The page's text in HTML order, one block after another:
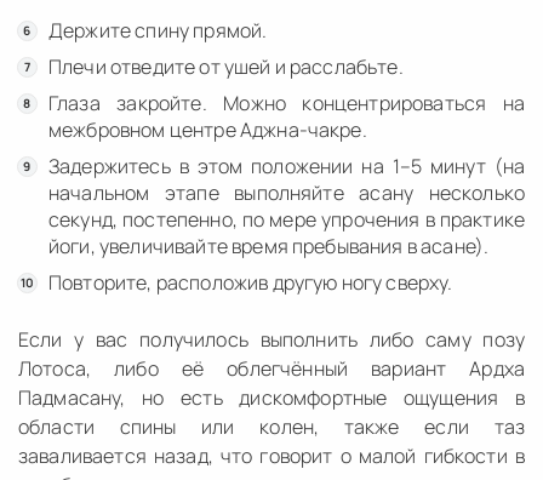
Держите спину прямой.
Плечи отведите от ушей и расслабьте.
Глаза закройте. Можно концентрироваться на
межбровном центре Аджна-чакре.
Задержитесь в этом положении на 1–5 минут (на
начальном этапе выполняйте асану несколько
секунд, постепенно, по мере упрочения в практике
йоги, увеличивайте время пребывания в асане).
Повторите, расположив другую ногу сверху.
Если у вас получилось выполнить либо саму позу
Лотоса, либо её облегчённый вариант Ардха
Падмасану, но есть дискомфортные ощущения в
области спины или колен, также если таз
заваливается назад, что говорит о малой гибкости в